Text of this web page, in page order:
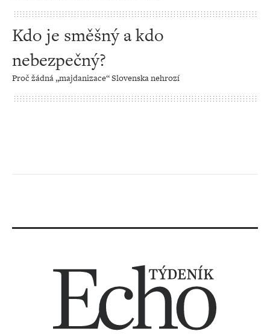
Kdo je směšný a kdo
nebezpečný?
Proč žádná „majdanizace“ Slovenska nehrozí